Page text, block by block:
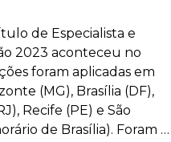
de Especialista e
2023 aconteceu no
foram aplicadas em
(MG), Brasília (DF),
Recife (PE) e São
de Brasília). Foram …